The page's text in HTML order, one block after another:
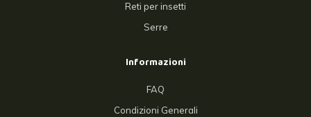
Reti per insetti
Serre
Informazioni
FAQ
Condizioni Generali